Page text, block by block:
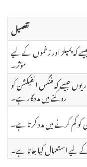
تفصیل
کہ پمپلز اور زخموں کے لیے
مؤثر۔
جیسے کہ فنگس انفیکشن کو
روکنے میں مددگار ہے۔
کم کرنے میں مدد کرتا ہے۔
لیے استعمال کیا جاتا ہے۔